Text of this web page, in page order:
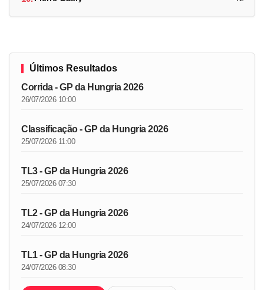
Últimos Resultados
Corrida - GP da Hungria 2026
26/07/2026 10:00
Classificação - GP da Hungria 2026
25/07/2026 11:00
TL3 - GP da Hungria 2026
25/07/2026 07:30
TL2 - GP da Hungria 2026
24/07/2026 12:00
TL1 - GP da Hungria 2026
24/07/2026 08:30